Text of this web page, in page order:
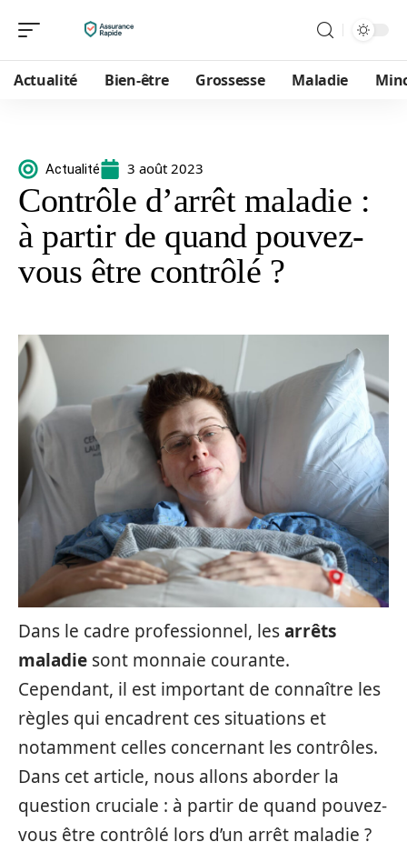
Actualité Bien-être Grossesse Maladie
Actualité 3 août 2023
Contrôle d’arrêt maladie :
à partir de quand pouvez-
vous être contrôlé ?
Dans le cadre professionnel, lesarrêts
maladie sont monnaie courante.
Cependant, il est important de connaître les
règles qui encadrent ces situations et
notamment celles concernant les contrôles.
Dans cet article, nous allons aborder la
question cruciale : à partir de quand pouvez-
vous être contrôlé lors d’un arrêt maladie ?